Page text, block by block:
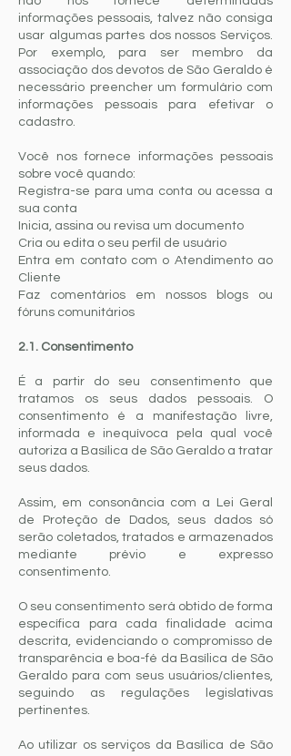
informações pessoais, talvez não consiga
usar algumas partes dos nossos Serviços.
Por exemplo, para ser membro da
associação dos devotos de São Geraldo é
necessário preencher um formulário com
informações pessoais para efetivar o
cadastro.
Você nos fornece informações pessoais
sobre você quando:
Registra-se para uma conta ou acessa a
sua conta
Inicia, assina ou revisa um documento
Cria ou edita o seu perfil de usuário
Entra em contato com o Atendimento ao
Cliente
Faz comentários em nossos blogs ou
fóruns comunitários
2.1. Consentimento
É a partir do seu consentimento que
tratamos os seus dados pessoais. O
consentimento é a manifestação livre,
informada e inequívoca pela qual você
autoriza a Basílica de São Geraldo a tratar
seus dados.
Assim, em consonância com a Lei Geral
de Proteção de Dados, seus dados só
serão coletados, tratados e armazenados
mediante prévio e expresso
consentimento.
O seu consentimento será obtido de forma
específica para cada finalidade acima
descrita, evidenciando o compromisso de
transparência e boa-fé da Basílica de São
Geraldo para com seus usuários/clientes,
seguindo as regulações legislativas
pertinentes.
Ao utilizar os serviços da Basílica de São